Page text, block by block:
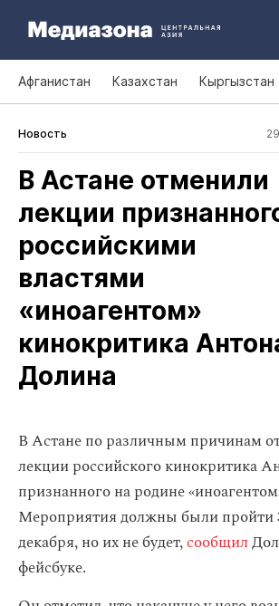
Афганистан Казахстан Кыргызстан
Новость
В Астане отменили
лекции
российскими
властями
«иноагентом»
кинокритика
Долина
В Астане по различным причинам
лекции российского кинокритика
признанного на родине
Мероприятия должны были пройти
декабря, но их не будет,сообщил
фейсбуке.